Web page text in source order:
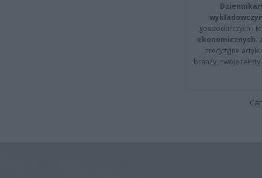
gospodarczych i
ekonomicznych.
precyzyjne
branży, swoje